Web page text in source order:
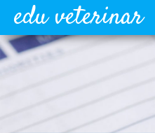
edu veterinar